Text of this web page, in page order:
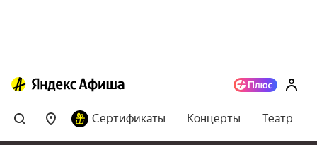
Сертификаты Концерты Театр